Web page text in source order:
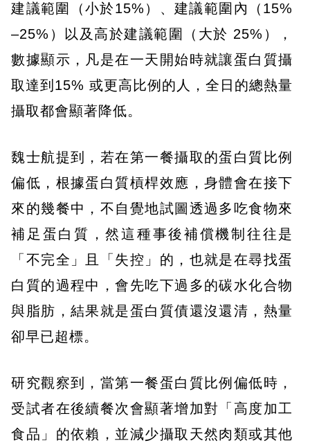
建議範圍（小於15%）、建議範圍內（15%
–25%）以及高於建議範圍（大於 25%），
數據顯示，凡是在一天開始時就讓蛋白質攝
取達到15% 或更高比例的人，全日的總熱量
攝取都會顯著降低。
魏士航提到，若在第一餐攝取的蛋白質比例
偏低，根據蛋白質槓桿效應，身體會在接下
來的幾餐中，不自覺地試圖透過多吃食物來
補足蛋白質，然這種事後補償機制往往是
「不完全」且「失控」的，也就是在尋找蛋
白質的過程中，會先吃下過多的碳水化合物
與脂肪，結果就是蛋白質債還沒還清，熱量
卻早已超標。
研究觀察到，當第一餐蛋白質比例偏低時，
受試者在後續餐次會顯著增加對「高度加工
食品」的依賴，並減少攝取天然肉類或其他